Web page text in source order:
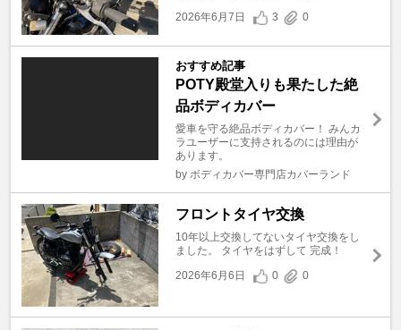
2026年6月7日
3 0
おすすめ記事
POTY殿堂入りも果たした絶
品ボディカバー
愛車を守る絶品ボディカバー！ みんカ
ラユーザーに支持されるのには理由が
あります。
by ボディカバー専門店カバーランド
フロントタイヤ交換
10年以上交換してないタイヤ交換をし
ました。 タイヤをはずして 完成！
2026年6月6日
0 0